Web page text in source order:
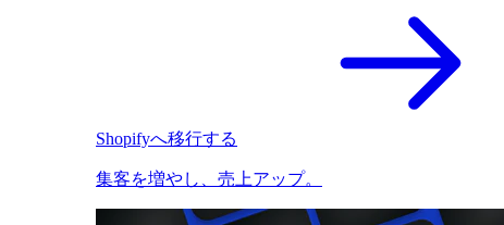
Shopifyへ移行する
集客を増やし、売上アップ。